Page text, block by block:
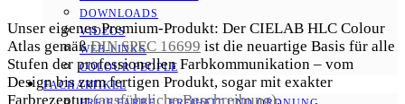
DOWNLOADS
VIDEOS
WEB-LINKS
COLOUR PEOPLE
FACHARTIKEL
Unser eigenes Premium-Produkt: Der CIELAB HLC Colour
Atlas gemäßDIN SPEC 16699 ist die neuartige Basis für alle
Stufen der professionellen Farbkommunikation – vom
Design bis zum fertigen Produkt, sogar mit exakter
Farbrezeptur(ausführliche Beschreibung).